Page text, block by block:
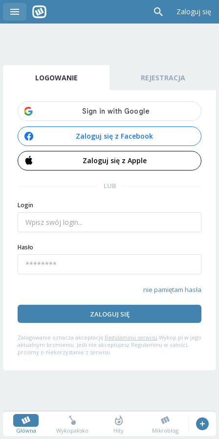
Zaloguj się
LOGOWANIE REJESTRACJA
Zaloguj się z Facebook
Zaloguj się z Apple
LUB
Login
Hasło
nie pamiętam hasła
ZALOGUJ SIĘ
Zalogowanie oznacza akceptację Regulaminu serwisu Wykop.pl w jego
aktualnym brzmieniu. Jeśli nie akceptujesz Regulaminu w całości,
prosimy o niekorzystanie z serwisu.
Główna Wykopalisko Hity Mikroblog